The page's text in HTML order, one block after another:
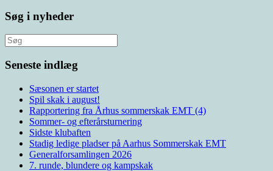
Søg i nyheder
Søg
efter:
Seneste indlæg
Sæsonen er startet
Spil skak i august!
Rapportering fra Århus sommerskak EMT (4)
Sommer- og efterårsturnering
Sidste klubaften
Stadig ledige pladser på Aarhus Sommerskak EMT
Generalforsamlingen 2026
7. runde, blundere og kampskak